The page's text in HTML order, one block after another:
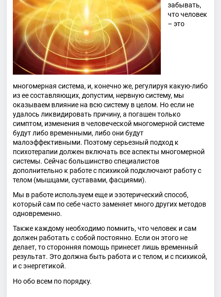
забывать,
что человек
– это
многомерная система, и, конечно же, регулируя какую-либо
из ее составляющих, допустим, нервную систему, мы
оказываем влияние на всю систему в целом. Но если не
удалось ликвидировать причину, а погашен только
симптом, изменения в человеческой многомерной системе
будут либо временными, либо они будут
малоэффективными. Поэтому серьезный подход к
психотерапии должен включать все аспекты многомерной
системы. Сейчас большинство специалистов
дополнительно к работе с психикой подключают работу с
телом (мышцами, суставами, фасциями).
Мы в работе используем еще и эзотерический способ,
который сам по себе часто заменяет много других методов
одновременно.
Также каждому необходимо помнить, что человек и сам
должен работать с собой постоянно. Если он этого не
делает, то сторонняя помощь принесет лишь временный
результат. Это должна быть работа и с телом, и с психикой,
и с энергетикой.
Но обо всем по порядку.